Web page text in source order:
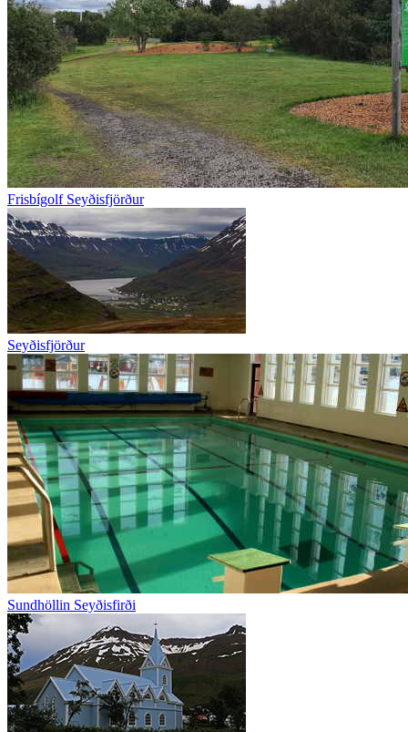
Frisbígolf Seyðisfjörður
Seyðisfjörður
Sundhöllin Seyðisfirði